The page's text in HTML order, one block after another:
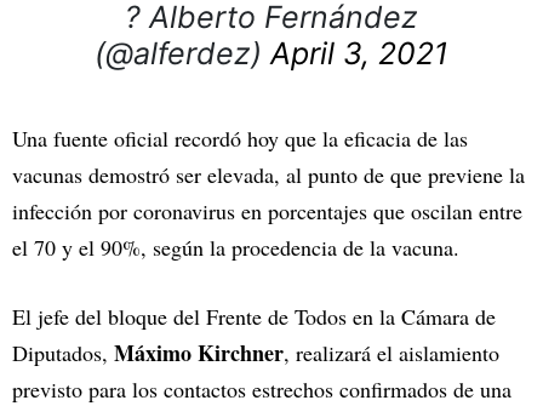
? Alberto Fernández
(@alferdez)April 3, 2021
Una fuente oficial recordó hoy que la eficacia de las
vacunas demostró ser elevada, al punto de que previene la
infección por coronavirus en porcentajes que oscilan entre
el 70 y el 90%, según la procedencia de la vacuna.
El jefe del bloque del Frente de Todos en la Cámara de
Diputados, Máximo Kirchner, realizará el aislamiento
previsto para los contactos estrechos confirmados de una